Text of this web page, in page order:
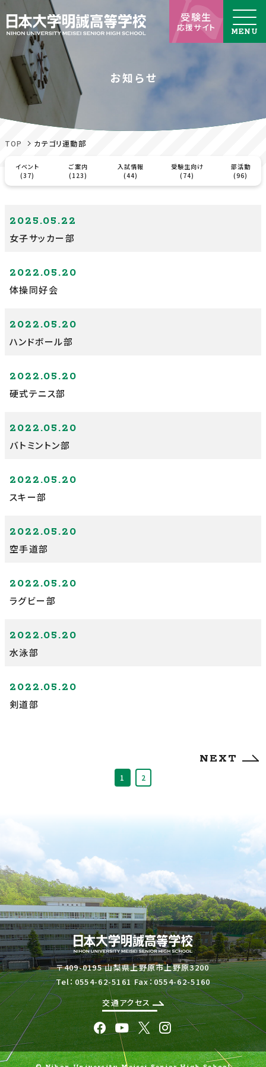
受験生
応援サイト
お知らせ
TOP カテゴリ運動部
イベント
(37)
ご案内
(123)
入試情報
(44)
受験生向け
(74)
部活動
(96)
2025.05.22
女子サッカー部
2022.05.20
体操同好会
2022.05.20
ハンドボール部
2022.05.20
硬式テニス部
2022.05.20
バトミントン部
2022.05.20
スキー部
2022.05.20
空手道部
2022.05.20
ラグビー部
2022.05.20
水泳部
2022.05.20
剣道部
1 2
NEXT
〒409-0195 山梨県上野原市上野原3200
Tel：0554-62-5161 Fax：0554-62-5160
交通アクセス